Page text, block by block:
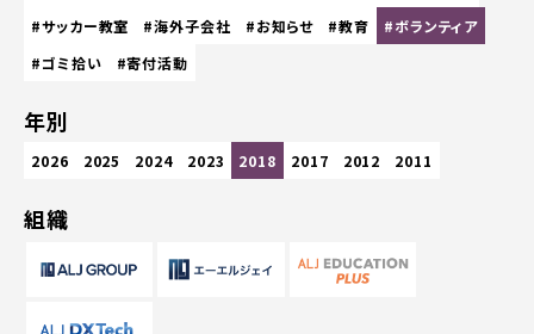
#サッカー教室
#海外子会社 #お知らせ #教育
#ボランティア
#ゴミ拾い
#寄付活動
年別
2026 2025 2024 2023 2018 2017 2012 2011
組織